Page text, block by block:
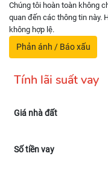
Chúng tôi hoàn toàn không
quan đến các thông tin này.
không hợp lệ.
Phản ánh / Báo xấu
Tính lãi suất vay
Giá nhà đất
Số tiền vay